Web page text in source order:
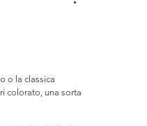
o la classica
colorato, una sorta